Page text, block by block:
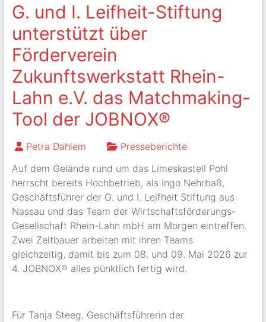
G. und I. Leifheit-Stiftung
unterstützt über
Förderverein
Zukunftswerkstatt Rhein-
Lahn e.V. das Matchmaking-
Tool der JOBNOX®
Petra Dahlem
Presseberichte
Auf dem Gelände rund um das Limeskastell Pohl
herrscht bereits Hochbetrieb, als Ingo Nehrbaß,
Geschäftsführer der G. und I. Leifheit Stiftung aus
Nassau und das Team der Wirtschaftsförderungs-
Gesellschaft Rhein-Lahn mbH am Morgen eintreffen.
Zwei Zeltbauer arbeiten mit ihren Teams
gleichzeitig, damit bis zum 08. und 09. Mai 2026 zur
4. JOBNOX® alles pünktlich fertig wird.
Für Tanja Steeg, Geschäftsführerin der